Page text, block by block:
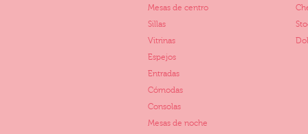
Mesas de centro
Sillas
Vitrinas
Espejos
Entradas
Cómodas
Consolas
Mesas de noche